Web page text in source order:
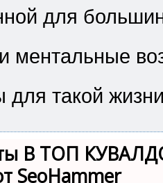
для
ментальные
для такой
В ТОП
SeoHammer